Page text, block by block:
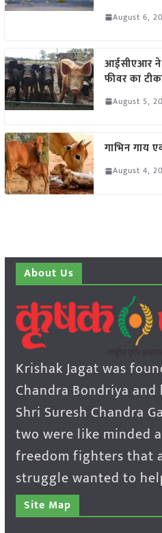
August 6,
आईसीएआर ने
फीवर का
August 5,
गाभिन गाय
August 4,
About Us
Krishak Jagat was
Chandra Bondriya
Shri Suresh Chandra
two were like minded
freedom fighters that
struggle wanted to
Site Map